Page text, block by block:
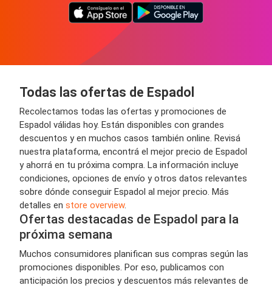
Todas las ofertas de Espadol
Recolectamos todas las ofertas y promociones de
Espadol válidas hoy. Están disponibles con grandes
descuentos y en muchos casos también online. Revisá
nuestra plataforma, encontrá el mejor precio de Espadol
y ahorrá en tu próxima compra. La información incluye
condiciones, opciones de envío y otros datos relevantes
sobre dónde conseguir Espadol al mejor precio. Más
detalles en store overview.
Ofertas destacadas de Espadol para la
próxima semana
Muchos consumidores planifican sus compras según las
promociones disponibles. Por eso, publicamos con
anticipación los precios y descuentos más relevantes de